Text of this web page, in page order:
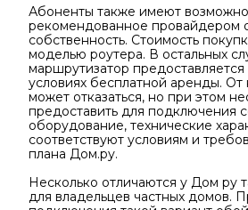
Абоненты также имеют
рекомендованное провайдером
собственность. Стоимость
моделью роутера. В остальных
маршрутизатор
условиях бесплатной аренды. От
может отказаться, но при этом
предоставить для подключения
оборудование, технические
соответствуют условиям и
плана Дом.ру.
Несколько отличаются у Дом ру
для владельцев частных домов.